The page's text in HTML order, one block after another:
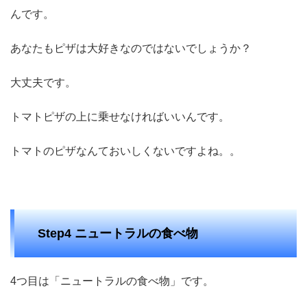
んです。
あなたもピザは大好きなのではないでしょうか？
大丈夫です。
トマトピザの上に乗せなければいいんです。
トマトのピザなんておいしくないですよね。。
Step4 ニュートラルの食べ物
4つ目は「ニュートラルの食べ物」です。